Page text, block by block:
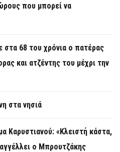
που μπορεί να
στα 68 του χρόνια ο πατέρας
και ατζέντης του μέχρι την
στα νησιά
Καρυστιανού: «Κλειστή κάστα,
ο Μπρουτζάκης